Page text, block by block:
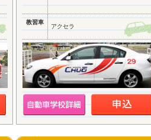
教習車
アクセラ